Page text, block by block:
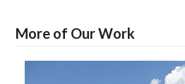
More of Our Work